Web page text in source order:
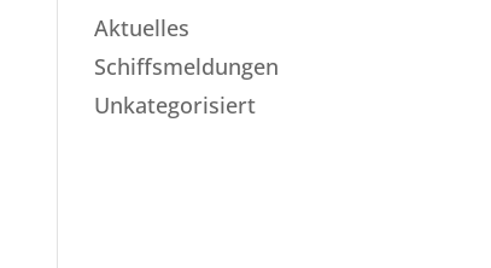
Aktuelles
Schiffsmeldungen
Unkategorisiert